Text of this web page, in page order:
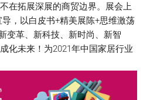
在拓展深展的商贸边界。展会上
导，以白皮书+精美展陈+思维激荡
变革、新科技、新时尚、新智
化未来！为2021年中国家居行业